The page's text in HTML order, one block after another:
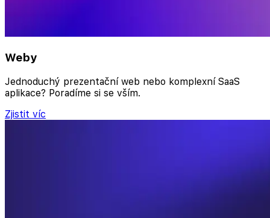
Weby
Jednoduchý prezentační web nebo komplexní SaaS
aplikace? Poradíme si se vším.
Zjistit víc